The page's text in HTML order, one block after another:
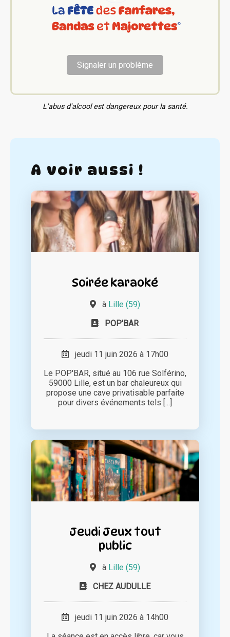
Signaler un problème
L'abus d'alcool est dangereux pour la santé.
A voir aussi !
Soirée karaoké
à Lille (59)
POP'BAR
jeudi 11 juin 2026 à 17h00
Le POP'BAR, situé au 106 rue Solférino,
59000 Lille, est un bar chaleureux qui
propose une cave privatisable parfaite
pour divers événements tels [...]
Jeudi Jeux tout
public
à Lille (59)
CHEZ AUDULLE
jeudi 11 juin 2026 à 14h00